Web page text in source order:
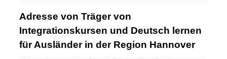
Adresse von Träger von
Integrationskursen und Deutsch lernen
für Ausländer in der Region Hannover